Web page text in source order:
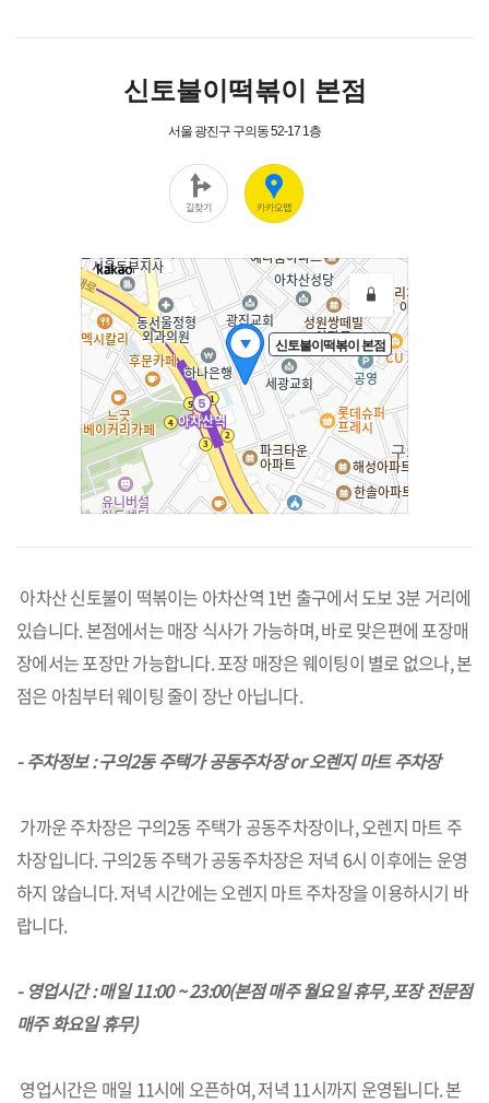
아차산 신토불이 떡볶이는 아차산역 1번 출구에서 도보 3분 거리에
있습니다. 본점에서는 매장 식사가 가능하며, 바로 맞은편에 포장매
장에서는 포장만 가능합니다. 포장 매장은 웨이팅이 별로 없으나, 본
점은 아침부터 웨이팅 줄이 장난 아닙니다.
- 주차정보 : 구의2동 주택가 공동주차장 or 오렌지 마트 주차장
가까운 주차장은 구의2동 주택가 공동주차장이나, 오렌지 마트 주
차장입니다. 구의2동 주택가 공동주차장은 저녁 6시 이후에는 운영
하지 않습니다. 저녁 시간에는 오렌지 마트 주차장을 이용하시기 바
랍니다.
- 영업시간 : 매일 11:00 ~ 23:00(본점 매주 월요일 휴무, 포장 전문점
매주 화요일 휴무)
영업시간은 매일 11시에 오픈하여, 저녁 11시까지 운영됩니다. 본